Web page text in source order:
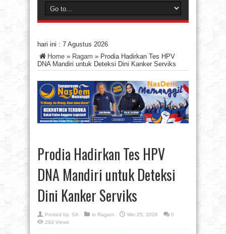
hari ini : 7 Agustus 2026
Home » Ragam » Prodia Hadirkan Tes HPV
DNA Mandiri untuk Deteksi Dini Kanker Serviks
Prodia Hadirkan Tes HPV
DNA Mandiri untuk Deteksi
Dini Kanker Serviks
Posted by: SA in Ragam Mei 25, 2026
0
293 Views